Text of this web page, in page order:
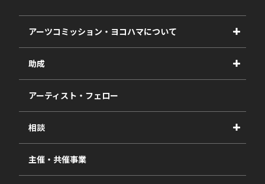
アーツコミッション・ヨコハマについて
事業紹介
事業報告書
助成
2027年度
2026年度
2025年度
2024年度
2023年度
アーティスト・フェロー
相談
視察・ヒアリング・研究
相談依頼フォーム
主催・共催事業